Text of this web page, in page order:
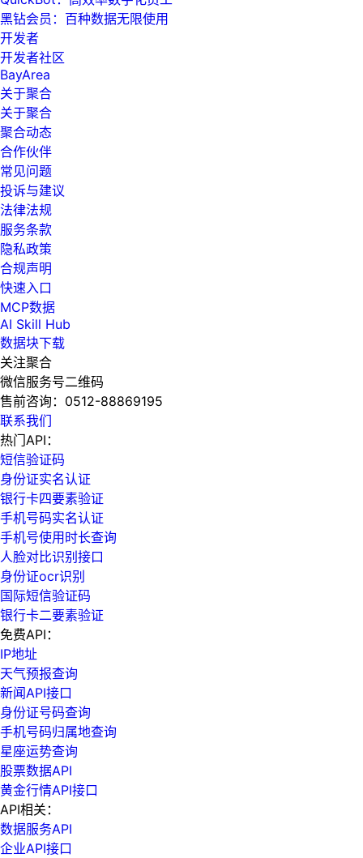
黑钻会员：百种数据无限使用
开发者
开发者社区
BayArea
关于聚合
关于聚合
聚合动态
合作伙伴
常见问题
投诉与建议
法律法规
服务条款
隐私政策
合规声明
快速入口
MCP数据
AI Skill Hub
数据块下载
关注聚合
微信服务号二维码
售前咨询： 0512-88869195
联系我们
热门API：
短信验证码
身份证实名认证
银行卡四要素验证
手机号码实名认证
手机号使用时长查询
人脸对比识别接口
身份证ocr识别
国际短信验证码
银行卡二要素验证
免费API：
IP地址
天气预报查询
新闻API接口
身份证号码查询
手机号码归属地查询
星座运势查询
股票数据API
黄金行情API接口
API相关：
数据服务API
企业API接口